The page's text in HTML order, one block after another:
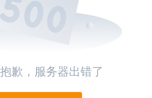
歉，服务器出错了